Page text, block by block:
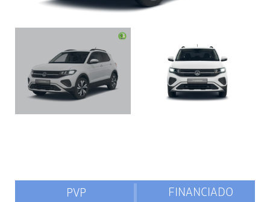
PVP FINANCIADO